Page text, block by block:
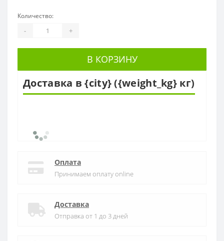
Количество:
- +
В КОРЗИНУ
Доставка в {city} ({weight_kg} кг)
Оплата
Принимаем оплату online
Доставка
Отправка от 1 до 3 дней